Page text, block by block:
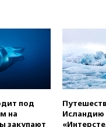
под
на
закупают
Исландию